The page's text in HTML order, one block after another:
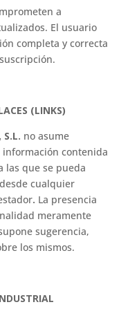
a
El usuario
completa y correcta
(LINKS)
S.L. no asume
contenida
las que se pueda
cualquier
. La presencia
meramente
sugerencia,
los mismos.